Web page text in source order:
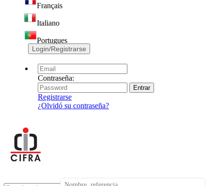
Français
Italiano
Portugues
Login/Registrarse
Contraseña:
Registrarse
¿Olvidó su contraseña?